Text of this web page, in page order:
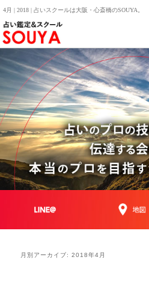
4月 | 2018 | 占いスクールは大阪・心斎橋のSOUYA。
月別アーカイブ:2018年4月